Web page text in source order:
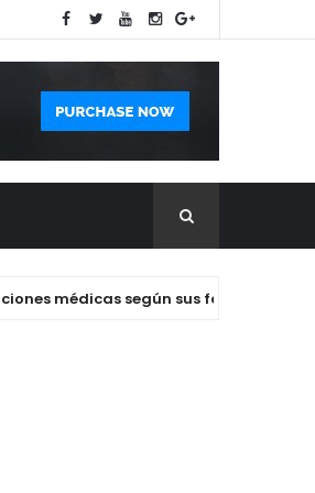
médicas según sus familiares.